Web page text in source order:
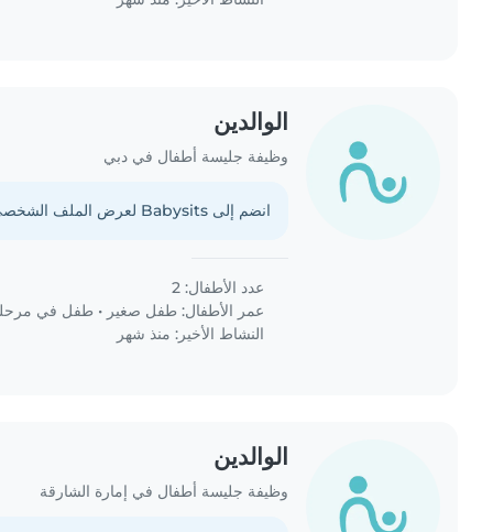
الوالدين
وظيفة جليسة أطفال في دبي
انضم إلى Babysits لعرض الملف الشخصي الكامل.
عدد الأطفال: 2
عمر الأطفال: طفل صغير • طفل في
النشاط الأخير: منذ شهر
الوالدين
وظيفة جليسة أطفال في إمارة الشارقة